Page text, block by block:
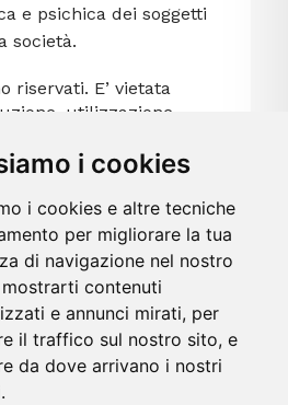
i cookies
i cookies e altre tecniche
per migliorare la tua
di navigazione nel nostro
contenuti
e annunci mirati, per
il traffico sul nostro sito, e
da dove arrivano i nostri
e psichica dei soggetti
società.
riservati. E’ vietata
utilizzazione,
dei contenuti inseriti
ivi inclusa la
riproduzione,
dei contenuti
piattaforma
o rete telematica,
scritta da
Avv. Marina Marconato.
SITO E DI OGNI
ESSERE CONDIVISI
CITANDONE